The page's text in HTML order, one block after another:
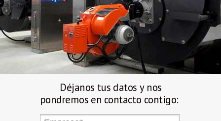
Déjanos tus datos y nos
pondremos en contacto contigo: